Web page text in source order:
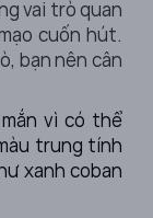
vai trò quan
cuốn hút.
bạn nên cân
vì có thể
trung tính
xanh coban